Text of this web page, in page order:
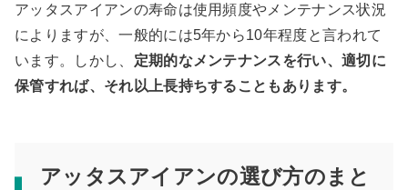
アッタスアイアンの寿命は使用頻度やメンテナンス状況
によりますが、一般的には5年から10年程度と言われて
います。しかし、 定期的なメンテナンスを行い、適切に
保管すれば、それ以上長持ちすることもあります。
アッタスアイアンの選び方のまと